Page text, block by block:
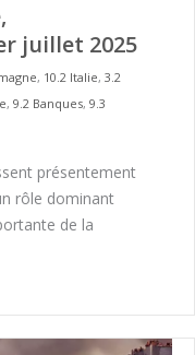
juillet 2025
, 10.2 Italie, 3.2
, 9.2 Banques, 9.3
présentement
rôle dominant
de la